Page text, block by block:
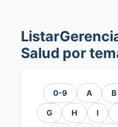
Salud por
0-9 A B
G H I